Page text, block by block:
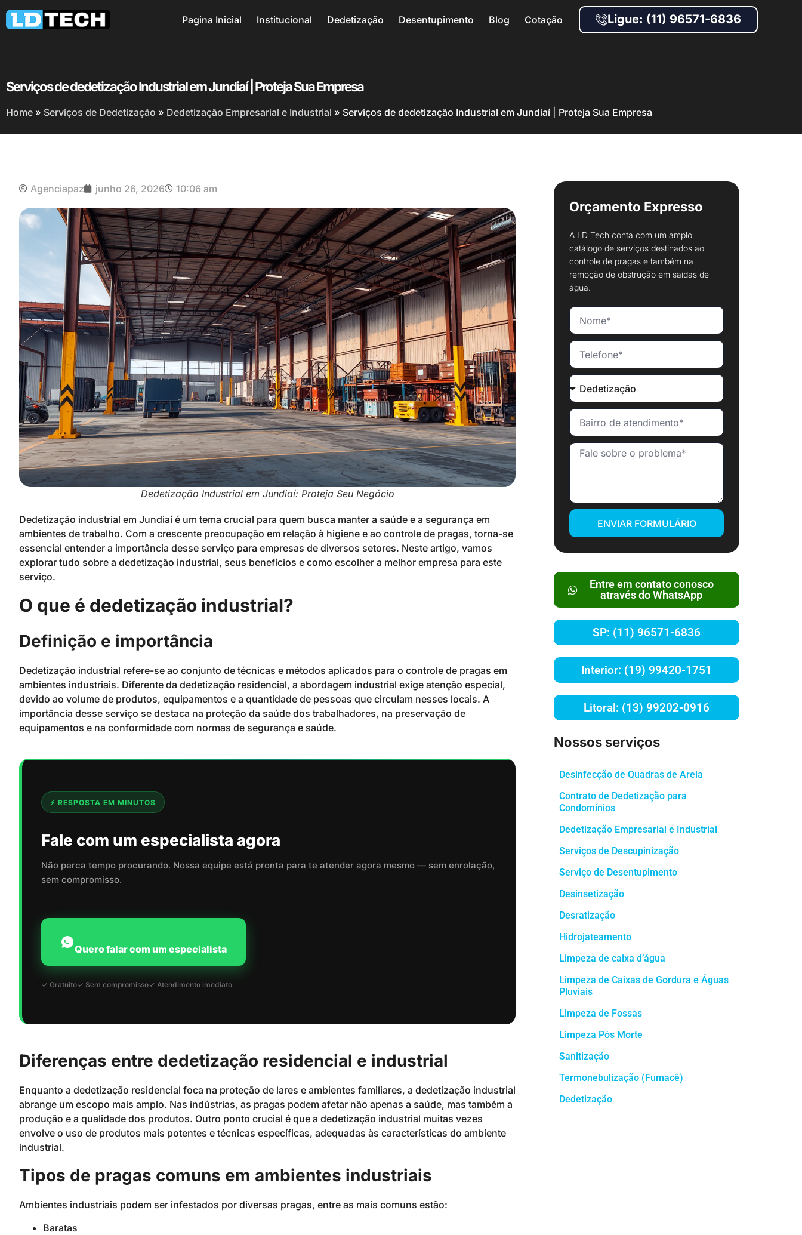
Pagina Inicial Institucional Dedetização Desentupimento Blog Cotação Ligue: (11) 96571-6836
Serviços de dedetização Industrial em Jundiaí | Proteja Sua Empresa
Home » Serviços de Dedetização » Dedetização Empresarial e Industrial » Serviços de dedetização Industrial em Jundiaí | Proteja Sua Empresa
Agenciapaz junho 26, 2026 10:06 am
Dedetização Industrial em Jundiaí: Proteja Seu Negócio
Dedetização industrial em Jundiaí é um tema crucial para quem busca manter a saúde e a segurança em
ambientes de trabalho. Com a crescente preocupação em relação à higiene e ao controle de pragas, torna-se
essencial entender a importância desse serviço para empresas de diversos setores. Neste artigo, vamos
explorar tudo sobre a dedetização industrial, seus benefícios e como escolher a melhor empresa para este
serviço.
O que é dedetização industrial?
Definição e importância
Dedetização industrial refere-se ao conjunto de técnicas e métodos aplicados para o controle de pragas em
ambientes industriais. Diferente da dedetização residencial, a abordagem industrial exige atenção especial,
devido ao volume de produtos, equipamentos e a quantidade de pessoas que circulam nesses locais. A
importância desse serviço se destaca na proteção da saúde dos trabalhadores, na preservação de
equipamentos e na conformidade com normas de segurança e saúde.
⚡ RESPOSTA EM MINUTOS
Fale com um especialista agora
Não perca tempo procurando. Nossa equipe está pronta para te atender agora mesmo — sem enrolação,
sem compromisso.
Quero falar com um especialista
✓ Gratuito✓ Sem compromisso✓ Atendimento imediato
Diferenças entre dedetização residencial e industrial
Enquanto a dedetização residencial foca na proteção de lares e ambientes familiares, a dedetização industrial
abrange um escopo mais amplo. Nas indústrias, as pragas podem afetar não apenas a saúde, mas também a
produção e a qualidade dos produtos. Outro ponto crucial é que a dedetização industrial muitas vezes
envolve o uso de produtos mais potentes e técnicas específicas, adequadas às características do ambiente
industrial.
Tipos de pragas comuns em ambientes industriais
Ambientes industriais podem ser infestados por diversas pragas, entre as mais comuns estão:
Baratas
Orçamento Expresso
A LD Tech conta com um amplo
catálogo de serviços destinados ao
controle de pragas e também na
remoção de obstrução em saídas de
água.
ENVIAR FORMULÁRIO
Entre em contato conosco
através do WhatsApp
SP: (11) 96571-6836
Interior: (19) 99420-1751
Litoral: (13) 99202-0916
Nossos serviços
Desinfecção de Quadras de Areia
Contrato de Dedetização para
Condomínios
Dedetização Empresarial e Industrial
Serviços de Descupinização
Serviço de Desentupimento
Desinsetização
Desratização
Hidrojateamento
Limpeza de caixa d’água
Limpeza de Caixas de Gordura e Águas
Pluviais
Limpeza de Fossas
Limpeza Pós Morte
Sanitização
Termonebulização (Fumacê)
Dedetização